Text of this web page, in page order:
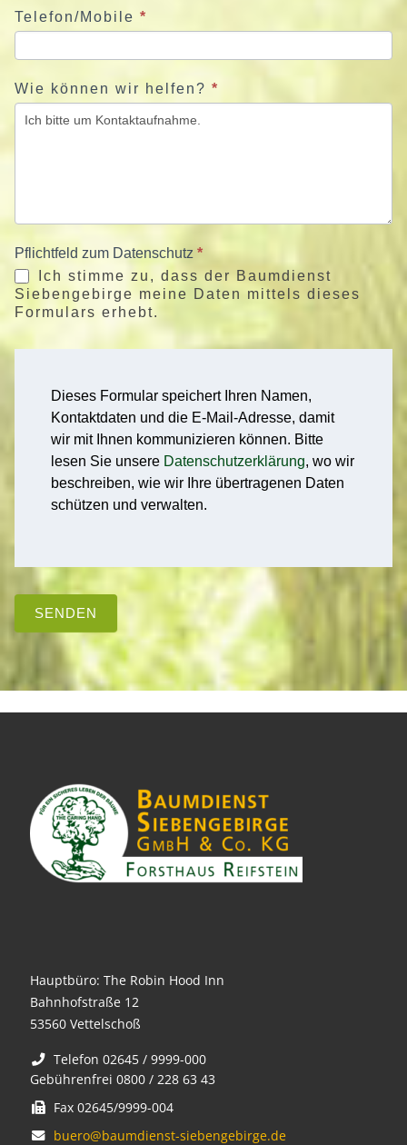
Telefon/Mobile *
Wie können wir helfen? *
Pflichtfeld zum Datenschutz *
Ich stimme zu, dass der Baumdienst
Siebengebirge meine Daten mittels dieses
Formulars erhebt.
Dieses Formular speichert Ihren Namen,
Kontaktdaten und die E-Mail-Adresse, damit
wir mit Ihnen kommunizieren können. Bitte
lesen Sie unsere Datenschutzerklärung, wo wir
beschreiben, wie wir Ihre übertragenen Daten
schützen und verwalten.
SENDEN
Hauptbüro: The Robin Hood Inn
Bahnhofstraße 12
53560 Vettelschoß
Telefon 02645 / 9999-000
Gebührenfrei 0800 / 228 63 43
Fax 02645/9999-004
buero@baumdienst-siebengebirge.de